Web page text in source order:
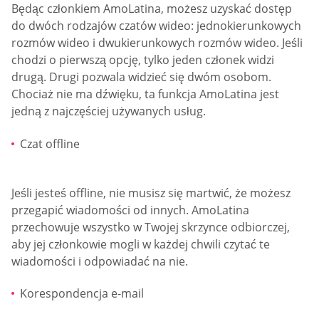
Będąc członkiem AmoLatina, możesz uzyskać dostęp
do dwóch rodzajów czatów wideo: jednokierunkowych
rozmów wideo i dwukierunkowych rozmów wideo. Jeśli
chodzi o pierwszą opcję, tylko jeden członek widzi
drugą. Drugi pozwala widzieć się dwóm osobom.
Chociaż nie ma dźwięku, ta funkcja AmoLatina jest
jedną z najczęściej używanych usług.
Czat offline
Jeśli jesteś offline, nie musisz się martwić, że możesz
przegapić wiadomości od innych. AmoLatina
przechowuje wszystko w Twojej skrzynce odbiorczej,
aby jej członkowie mogli w każdej chwili czytać te
wiadomości i odpowiadać na nie.
Korespondencja e-mail